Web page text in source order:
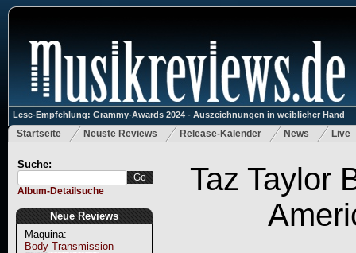
Lese-Empfehlung: Grammy-Awards 2024 - Auszeichnungen in weiblicher Hand
Startseite Neuste Reviews Release-Kalender News Live
Suche:
Album-Detailsuche
Neue Reviews
Maquina:
Body Transmission
Taz Taylor